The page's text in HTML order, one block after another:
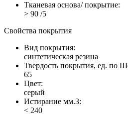
Тканевая основа/ покрытие:
> 90 /5
Свойства покрытия
Вид покрытия:
синтетическая резина
Твердость покрытия, ед. по
65
Цвет:
серый
Истирание мм.3:
< 240